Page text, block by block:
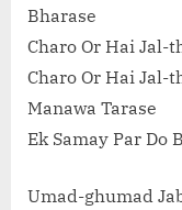
Bharase
Charo Or Hai Jal-
Charo Or Hai Jal-
Manawa Tarase
Ek Samay Par Do
Umad-ghumad